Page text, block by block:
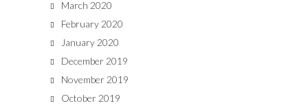
March 2020
February 2020
January 2020
December 2019
November 2019
October 2019